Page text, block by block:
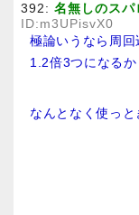
392: 名無しのスパ
ID:m3UPisvX0
極論いうなら周
1.2倍3つになる
なんとなく使っ